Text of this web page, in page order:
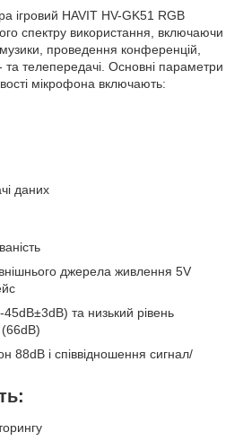
ігровий HAVIT HV-GK51 RGB
спектру використання, включаючи
музики, проведення конференцій,
та телепередачі. Основні параметри
мікрофона включають:
даних
джерела живлення 5V
45dB±3dB) та низький рівень
(66dB)
88dB і співвідношення сигнал/